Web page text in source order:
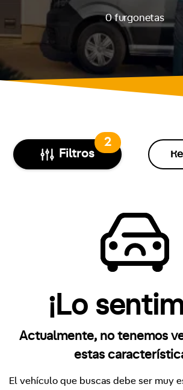
0furgonetas
Filtros
2
¡Lo
Actualmente, no tenemos
estas
El vehículo que buscas debe ser muy